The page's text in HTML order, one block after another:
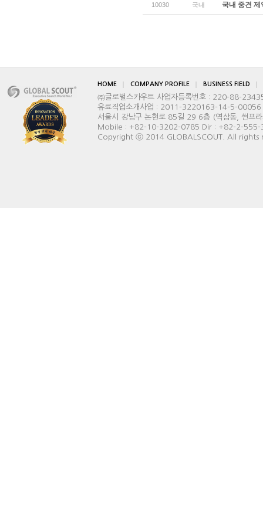
10030 국내 국내 중견
HOME COMPANY PROFILE BUSINESS FIELD
㈜글로벌스카우트 사업자등록번호 : 220-88-
유료직업소개사업 : 2011-3220163-14-5-
서울시 강남구 논현로 85길 29 6층 (역삼동, 썬
Mobile : +82-10-3202-0785 Dir : +82-2-
Copyright ⓒ 2014 GLOBALSCOUT. All rights